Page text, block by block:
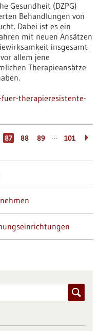
Gesundheit (DZPG)
Behandlungen von
Dabei ist es ein
mit neuen Ansätzen
insgesamt
allem jene
Therapieansätze
therapieresistente-
87 88 89 … 101